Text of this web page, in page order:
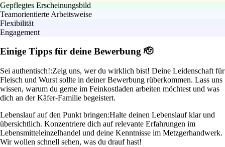
Gepflegtes Erscheinungsbild
Teamorientierte Arbeitsweise
Flexibilität
Engagement
Einige Tipps für deine Bewerbung 🫡
Sei authentisch!:Zeig uns, wer du wirklich bist! Deine Leidenschaft für
Fleisch und Wurst sollte in deiner Bewerbung rüberkommen. Lass uns
wissen, warum du gerne im Feinkostladen arbeiten möchtest und was
dich an der Käfer-Familie begeistert.
Lebenslauf auf den Punkt bringen:Halte deinen Lebenslauf klar und
übersichtlich. Konzentriere dich auf relevante Erfahrungen im
Lebensmitteleinzelhandel und deine Kenntnisse im Metzgerhandwerk.
Wir wollen schnell sehen, was du drauf hast!